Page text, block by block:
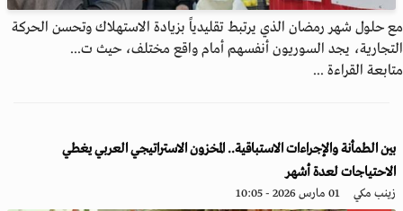
مع حلول شهر رمضان الذي يرتبط تقليدياً بزيادة الاستهلاك وتحسن الحركة
التجارية، يجد السوريون أنفسهم أمام واقع مختلف، حيث ت...
متابعة القراءة ...
بين الطمأنة والإجراءات الاستباقية.. المخزون الاستراتيجي العربي يغطي
الاحتياجات لعدة أشهر
زينب مكي 01 مارس 2026 - 10:05